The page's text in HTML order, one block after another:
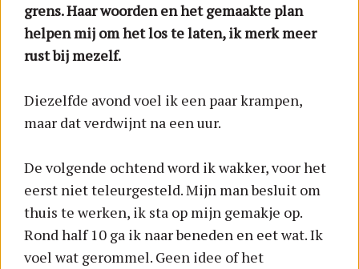
grens. Haar woorden en het gemaakte plan
helpen mij om het los te laten, ik merk meer
rust bij mezelf.
Diezelfde avond voel ik een paar krampen,
maar dat verdwijnt na een uur.
De volgende ochtend word ik wakker, voor het
eerst niet teleurgesteld. Mijn man besluit om
thuis te werken, ik sta op mijn gemakje op.
Rond half 10 ga ik naar beneden en eet wat. Ik
voel wat gerommel. Geen idee of het